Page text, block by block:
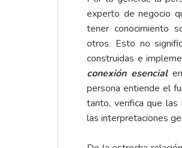
experto de negocio
tener conocimiento
otros. Esto no
construidas e
conexión esencial
persona entiende el
tanto, verifica que las
las interpretaciones